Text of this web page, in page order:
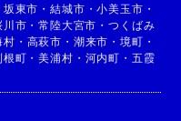
坂東市 ・結城市 ・小美玉市 ・
川市 ・常陸大宮市 ・つくばみ
村 ・ 高萩市 ・ 潮来市 ・ 境町 ・
根町 ・美浦村 ・ 河内町 ・ 五霞